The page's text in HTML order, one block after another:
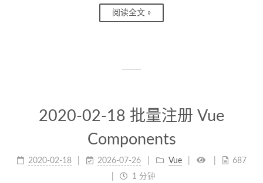
阅读全文 »
2020-02-18 批量注册 Vue
Components
2020-02-18 2026-07-26 Vue
687
1 分钟